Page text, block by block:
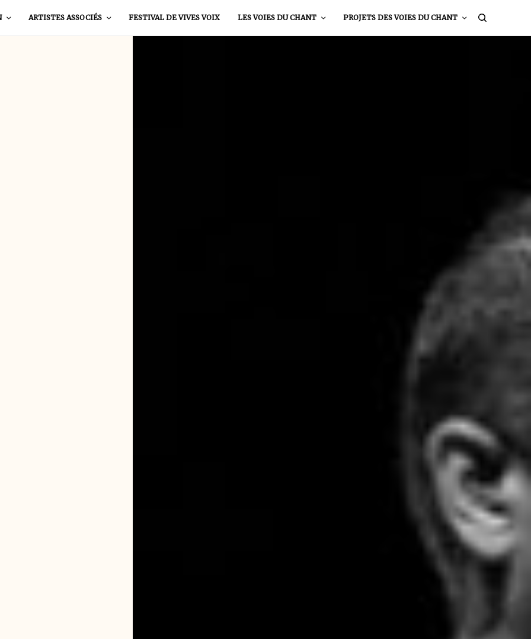
ARTISTES ASSOCIÉS FESTIVAL DE VIVES VOIX LES VOIES DU CHANT PROJETS DES VOIES DU CHANT